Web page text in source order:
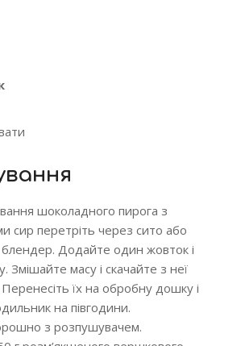
шоколадного пирога з
сир перетріть через сито або
Додайте один жовток і
Змішайте масу і скачайте з неї
Перенесіть їх на обробну дошку і
на півгодини.
з розпушувачем.